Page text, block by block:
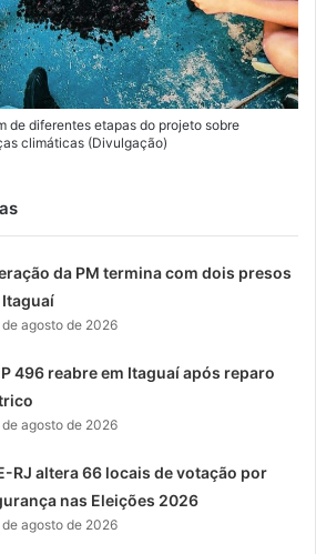
de diferentes etapas do projeto sobre
climáticas (Divulgação)
da PM termina com dois presos
Itaguaí
agosto de 2026
496 reabre em Itaguaí após reparo
agosto de 2026
RJ altera 66 locais de votação por
nas Eleições 2026
agosto de 2026